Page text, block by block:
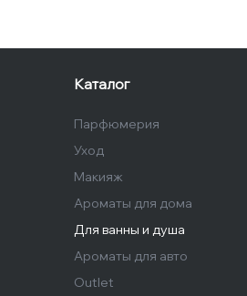
Каталог
Парфюмерия
Уход
Макияж
Ароматы для дома
Для ванны и душа
Ароматы для авто
Outlet